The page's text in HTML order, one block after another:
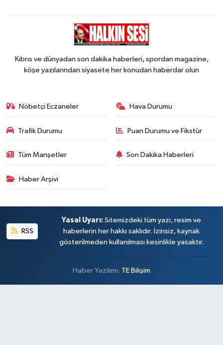
Kıbrıs ve dünyadan son dakika haberleri, spordan magazine,
köşe yazılarından siyasete her konudan haberdar olun
Nöbetçi Eczaneler Hava Durumu
Trafik Durumu Puan Durumu ve Fikstür
Tüm Manşetler Son Dakika Haberleri
Haber Arşivi
RSS
Yasal Uyarı: Sitemizdeki tüm yazı, resim ve
haberlerin her hakkı saklıdır. İzinsiz, kaynak
gösterilmeden kullanılması kesinlikle yasaktır.
Haber Yazılımı: TE Bilişim